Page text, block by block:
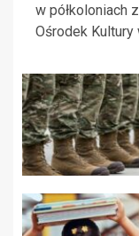
w półkoloniach
Ośrodek Kultury